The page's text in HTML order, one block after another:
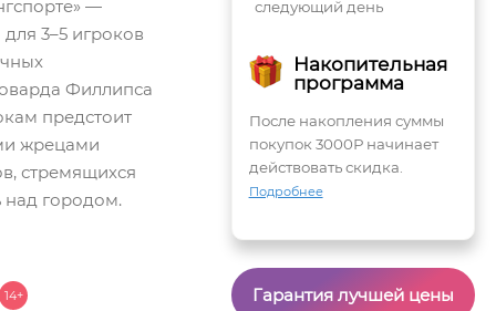
следующий день
Накопительная
программа
После накопления суммы
покупок 3000Р начинает
действовать скидка.
Подробнее
Гарантия лучшей цены
—
3–5 игроков
Филлипса
предстоит
жрецами
стремящихся
над городом.
14+